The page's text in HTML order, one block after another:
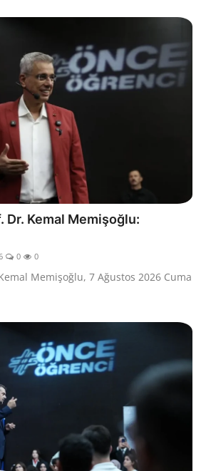
Dr. Kemal Memişoğlu:
0 0
Memişoğlu, 7 Ağustos 2026 Cuma